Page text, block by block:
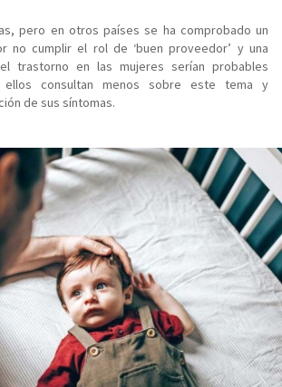
pero en otros países se ha comprobado un
no cumplir el rol de ‘buen proveedor’ y una
trastorno en las mujeres serían probables
ellos consultan menos sobre este tema y
de sus síntomas.